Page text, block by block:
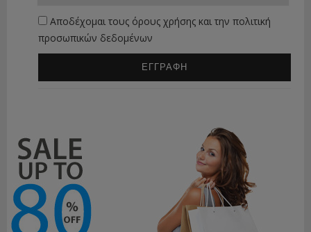
Αποδέχομαι τους όρους χρήσης και την πολιτική
προσωπικών δεδομένων
ΕΓΓΡΑΦΗ